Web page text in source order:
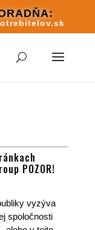
POZOR!
vyzýva
spoločnosti